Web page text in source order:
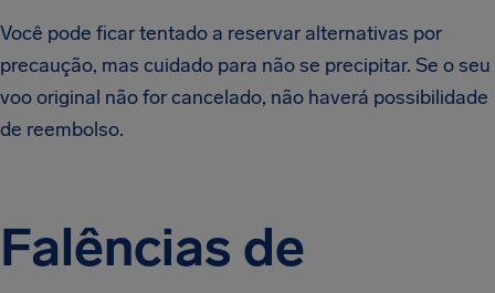
Você pode ficar tentado a reservar alternativas por
precaução, mas cuidado para não se precipitar. Se o seu
voo original não for cancelado, não haverá possibilidade
de reembolso.
Falências de